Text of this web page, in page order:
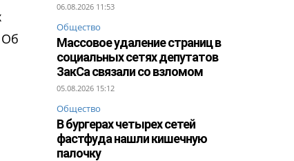
Об
06.08.2026 11:53
Общество
Массовое удаление страниц в
социальных сетях депутатов
ЗакСа связали со взломом
05.08.2026 15:12
Общество
В бургерах четырех сетей
фастфуда нашли кишечную
палочку